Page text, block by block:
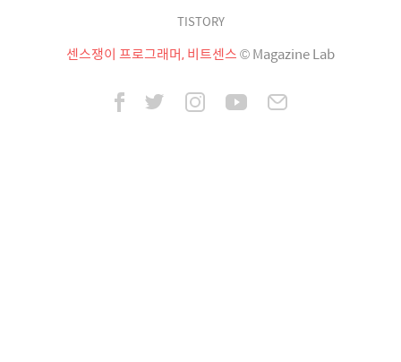
TISTORY
센스쟁이 프로그래머, 비트센스© Magazine Lab